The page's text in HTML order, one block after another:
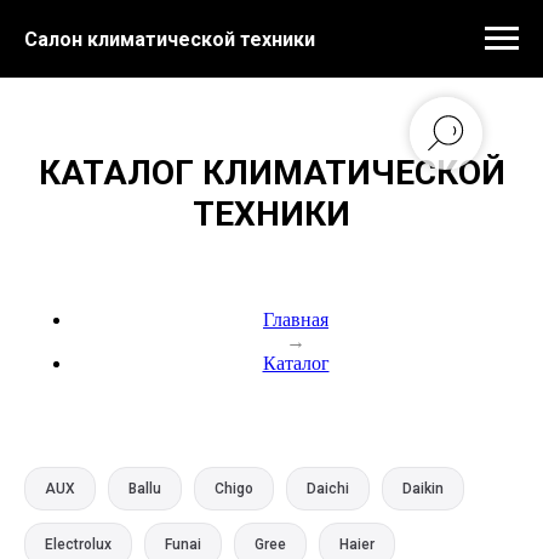
Салон климатической техники
КАТАЛОГ КЛИМАТИЧЕСКОЙ
ТЕХНИКИ
Главная
→
Каталог
AUX Ballu Chigo Daichi Daikin
Electrolux Funai Gree Haier